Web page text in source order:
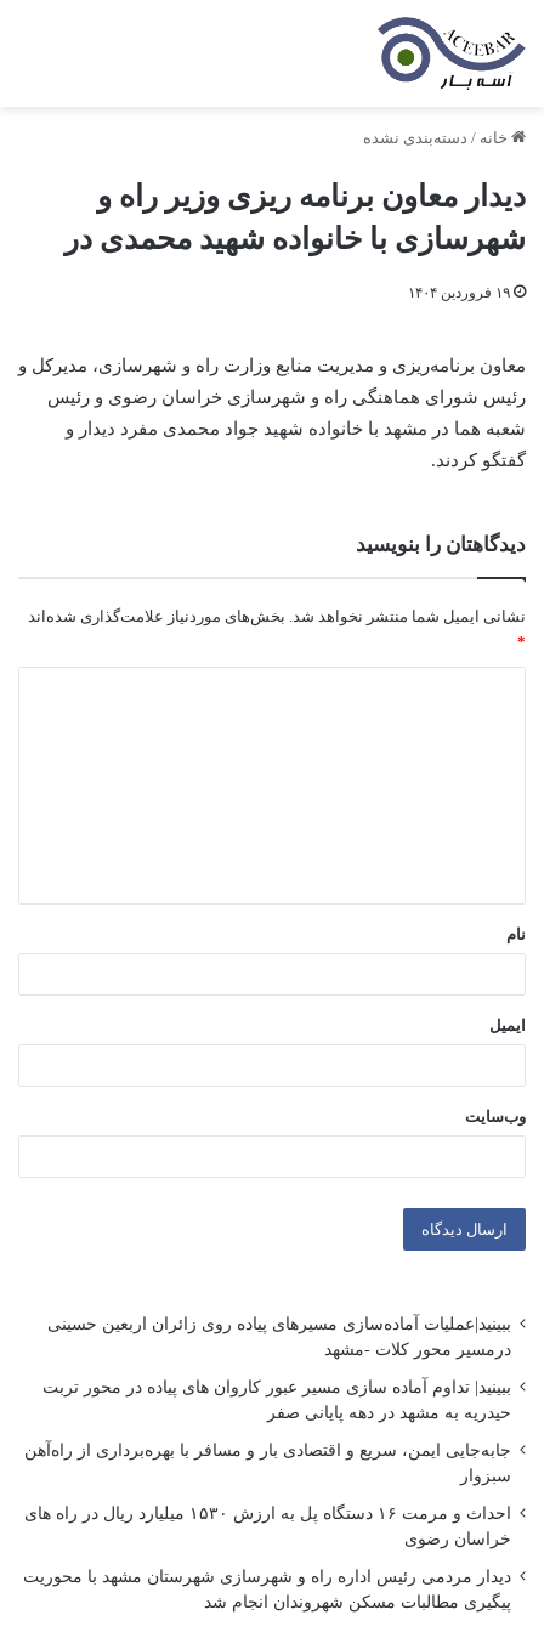
خانه / دسته‌بندی نشده
دیدار معاون برنامه ریزی وزیر راه و
شهرسازی با خانواده شهید محمدی در
۱۹ فروردین ۱۴۰۴
معاون برنامه‌ریزی و مدیریت منابع وزارت راه و شهرسازی، مدیرکل و
رئیس شورای هماهنگی راه و شهرسازی خراسان رضوی و رئیس
شعبه هما در مشهد با خانواده شهید جواد محمدی مفرد دیدار و
گفتگو کردند.
دیدگاهتان را بنویسید
نشانی ایمیل شما منتشر نخواهد شد. بخش‌های موردنیاز علامت‌گذاری شده‌اند
*
*
نام
ایمیل
وب‌سایت
ببینید|عملیات آماده‌سازی مسیرهای پیاده روی زائران اربعین حسینی
درمسیر محور کلات -مشهد
ببینید| تداوم آماده سازی مسیر عبور کاروان های پیاده در محور تربت
حیدریه به مشهد در دهه پایانی صفر
جابه‌جایی ایمن، سریع و اقتصادی بار و مسافر با بهره‌برداری از راه‌آهن
سبزوار
احداث و مرمت ۱۶ دستگاه پل به ارزش ۱۵۳۰ میلیارد ریال در راه های
خراسان رضوی
دیدار مردمی رئیس اداره راه و شهرسازی شهرستان مشهد با محوریت
پیگیری مطالبات مسکن شهروندان انجام شد